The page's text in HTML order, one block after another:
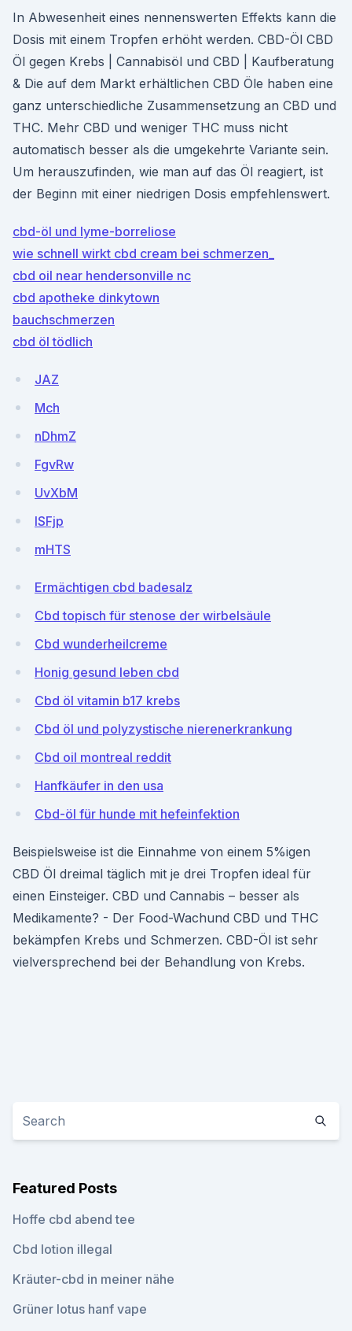
In Abwesenheit eines nennenswerten Effekts kann die
Dosis mit einem Tropfen erhöht werden. CBD-Öl CBD
Öl gegen Krebs | Cannabisöl und CBD | Kaufberatung
& Die auf dem Markt erhältlichen CBD Öle haben eine
ganz unterschiedliche Zusammensetzung an CBD und
THC. Mehr CBD und weniger THC muss nicht
automatisch besser als die umgekehrte Variante sein.
Um herauszufinden, wie man auf das Öl reagiert, ist
der Beginn mit einer niedrigen Dosis empfehlenswert.
cbd-öl und lyme-borreliose
wie schnell wirkt cbd cream bei schmerzen_
cbd oil near hendersonville nc
cbd apotheke dinkytown
bauchschmerzen
cbd öl tödlich
JAZ
Mch
nDhmZ
FgvRw
UvXbM
ISFjp
mHTS
Ermächtigen cbd badesalz
Cbd topisch für stenose der wirbelsäule
Cbd wunderheilcreme
Honig gesund leben cbd
Cbd öl vitamin b17 krebs
Cbd öl und polyzystische nierenerkrankung
Cbd oil montreal reddit
Hanfkäufer in den usa
Cbd-öl für hunde mit hefeinfektion
Beispielsweise ist die Einnahme von einem 5%igen
CBD Öl dreimal täglich mit je drei Tropfen ideal für
einen Einsteiger. CBD und Cannabis – besser als
Medikamente? - Der Food-Wachund CBD und THC
bekämpfen Krebs und Schmerzen. CBD-Öl ist sehr
vielversprechend bei der Behandlung von Krebs.
Featured Posts
Hoffe cbd abend tee
Cbd lotion illegal
Kräuter-cbd in meiner nähe
Grüner lotus hanf vape